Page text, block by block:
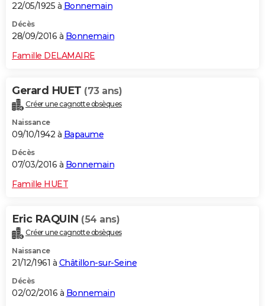
22/05/1925 à Bonnemain
Décès
28/09/2016 à Bonnemain
Famille DELAMAIRE
Gerard HUET (73 ans)
Créer une cagnotte obsèques
Naissance
09/10/1942 à Bapaume
Décès
07/03/2016 à Bonnemain
Famille HUET
Eric RAQUIN (54 ans)
Créer une cagnotte obsèques
Naissance
21/12/1961 à Châtillon-sur-Seine
Décès
02/02/2016 à Bonnemain